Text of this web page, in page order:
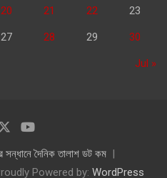
20 21 22 23
27 28 29 30
Jul »
সন্ধানে দৈনিক তালাশ ডট কম
Powered by: WordPress